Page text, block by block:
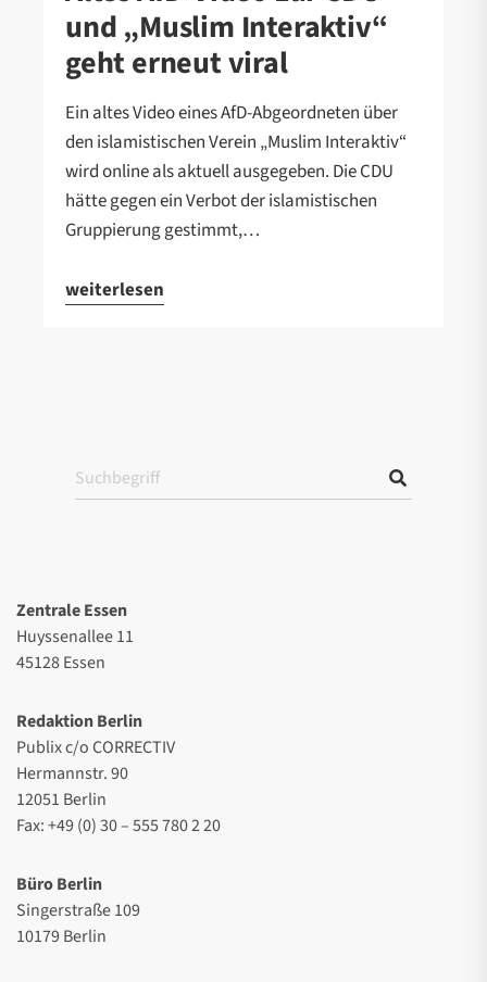
und „Muslim Interaktiv“
geht erneut viral
Ein altes Video eines AfD-Abgeordneten über
den islamistischen Verein „Muslim Interaktiv“
wird online als aktuell ausgegeben. Die CDU
hätte gegen ein Verbot der islamistischen
Gruppierung gestimmt,…
weiterlesen
Zentrale Essen
Huyssenallee 11
45128 Essen
Redaktion Berlin
Publix c/o CORRECTIV
Hermannstr. 90
12051 Berlin
Fax: +49 (0) 30 – 555 780 2 20
Büro Berlin
Singerstraße 109
10179 Berlin